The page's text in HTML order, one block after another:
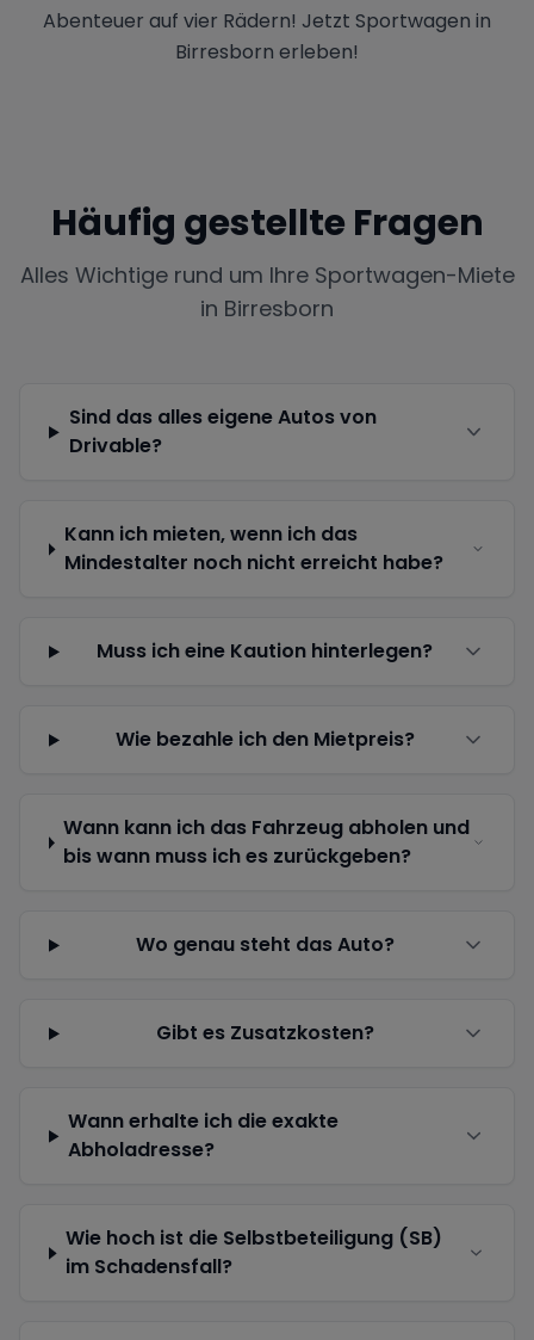
Abenteuer auf vier Rädern! Jetzt Sportwagen in
Birresborn erleben!
Häufig gestellte Fragen
Alles Wichtige rund um Ihre Sportwagen-Miete
in Birresborn
Sind das alles eigene Autos von
Drivable?
Kann ich mieten, wenn ich das
Mindestalter noch nicht erreicht habe?
Muss ich eine Kaution hinterlegen?
Wie bezahle ich den Mietpreis?
Wann kann ich das Fahrzeug abholen und
bis wann muss ich es zurückgeben?
Wo genau steht das Auto?
Gibt es Zusatzkosten?
Wann erhalte ich die exakte
Abholadresse?
Wie hoch ist die Selbstbeteiligung (SB)
im Schadensfall?